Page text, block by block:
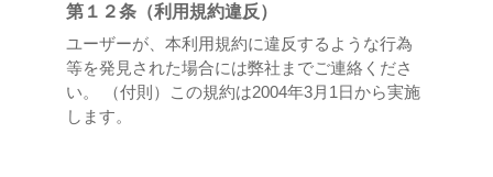
第１２条（利用規約違反）
ユーザーが、本利用規約に違反するような行為
等を発見された場合には弊社までご連絡くださ
い。 （付則）この規約は2004年3月1日から実施
します。